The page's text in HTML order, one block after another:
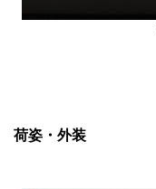
荷姿・外装